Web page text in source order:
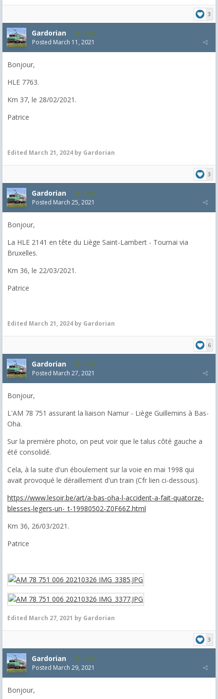
3
Gardorian 1,903
Posted March 11, 2021
Bonjour,
HLE 7763.
Km 37, le 28/02/2021.
Patrice
Edited March 21, 2024 by Gardorian
3
Gardorian 1,903
Posted March 25, 2021
Bonjour,
La HLE 2141 en tête du Liège Saint-Lambert - Tournai via
Bruxelles.
Km 36, le 22/03/2021.
Patrice
Edited March 21, 2024 by Gardorian
6
Gardorian 1,903
Posted March 27, 2021
Bonjour,
L'AM 78 751 assurant la liaison Namur - Liège Guillemins à Bas-
Oha.
Sur la première photo, on peut voir que le talus côté gauche a
été consolidé.
Cela, à la suite d'un éboulement sur la voie en mai 1998 qui
avait provoqué le déraillement d'un train (Cfr lien ci-dessous).
https://www.lesoir.be/art/a-bas-oha-l-accident-a-fait-quatorze-
blesses-legers-un-_t-19980502-Z0F66Z.html
Km 36, 26/03/2021.
Patrice
Edited March 27, 2021 by Gardorian
3
Gardorian 1,903
Posted March 29, 2021
Bonjour,